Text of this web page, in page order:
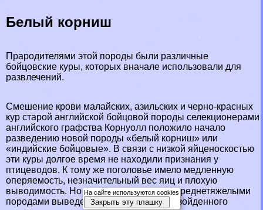
Белый корниш
Прародителями этой породы были различные
бойцовские куры, которых вначале использовали для
развлечений.
Смешение крови малайских, азильских и черно-красных
кур старой английской бойцовой породы селекционерами
английского графства Корнуолл положило начало
разведению новой породы «белый корниш» или
«индийские бойцовые». В связи с низкой яйценоскостью
эти куры долгое время не находили признания у
птицеводов. К тому же поголовье имело медленную
оперяемость, незначительный вес яиц и плохую
выводимость. Но при скрещивании со среднетяжелыми
породами выведены бройлеры непревзойденного
На сайте используются cookies
Закрыть эту плашку